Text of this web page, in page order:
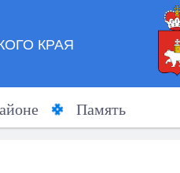
КРАЯ
Память